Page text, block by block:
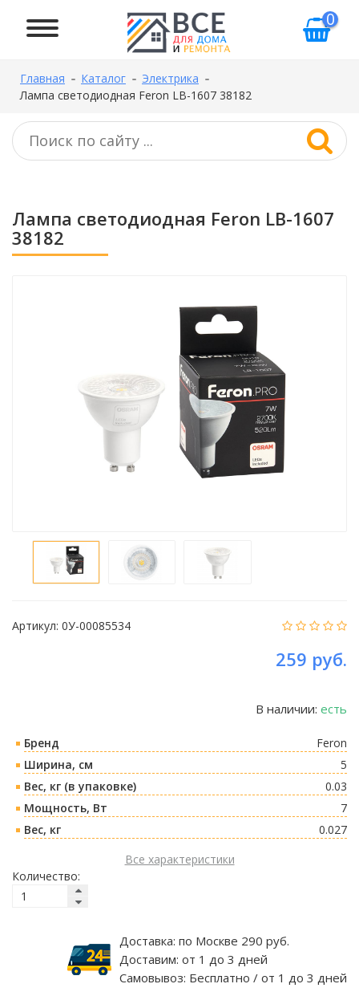
0
Главная Каталог
Электрика
Лампа светодиодная Feron LB-1607 38182
Лампа светодиодная Feron LB-1607
38182
Артикул: 0У-00085534
259 руб.
В наличии: есть
Бренд
Feron
Ширина, см
5
Вес, кг (в упаковке)
0.03
Мощность, Вт
7
Вес, кг
0.027
Все характеристики
Количество:
Доставка: по Москве 290 руб.
Доставим: от 1 до 3 дней
Самовывоз: Бесплатно / от 1 до 3 дней